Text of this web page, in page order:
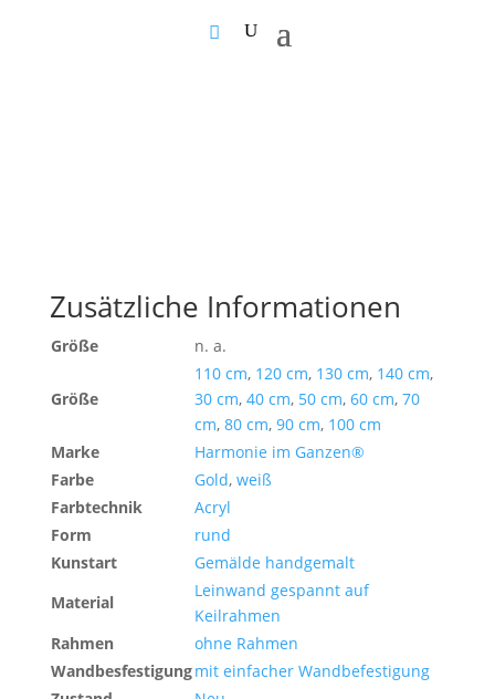
Zusätzliche Informationen
Größe n. a.
Größe
110 cm, 120 cm, 130 cm, 140 cm,
30 cm, 40 cm, 50 cm, 60 cm, 70
cm, 80 cm, 90 cm, 100 cm
Marke
Harmonie im Ganzen®
Farbe
Gold, weiß
Farbtechnik
Acryl
Form
rund
Kunstart
Gemälde handgemalt
Material
Leinwand gespannt auf
Keilrahmen
Rahmen
ohne Rahmen
Wandbesfestigungmit einfacher Wandbefestigung